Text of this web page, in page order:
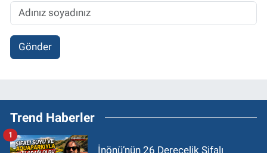
Gönder
Trend Haberler
İnönü’nün 26 Derecelik Şifalı
1